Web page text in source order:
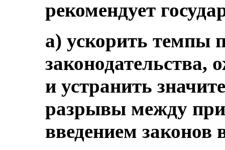
рекомендует
a) ускорить темпы
законодательства,
и устранить
разрывы между
введением законов